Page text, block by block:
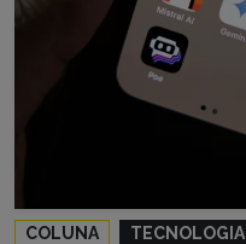
COLUNA TECNOLOGIA